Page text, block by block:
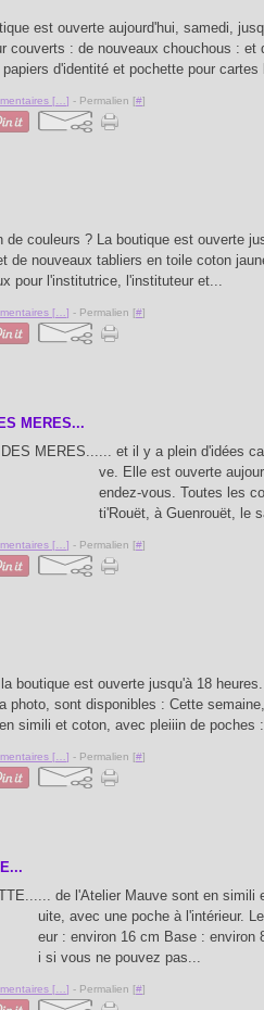
est ouverte aujourd'hui, samedi,
couverts : de nouveaux chouchous : et
d'identité et pochette pour
[ ] - Permalien [#]
de couleurs ? La boutique est ouverte
de nouveaux tabliers en toile coton
pour l'institutrice, l'instituteur et...
[ ] - Permalien [#]
MERES...
... et il y a plein d'idées
ve. Elle est ouverte
endez-vous. Toutes les
ti'Rouët, à Guenrouët, le
[ ] - Permalien [#]
boutique est ouverte jusqu'à 18
photo, sont disponibles : Cette
simili et coton, avec pleiiin de poches
[ ] - Permalien [#]
... de l'Atelier Mauve sont en simili
uite, avec une poche à l'intérieur.
eur : environ 16 cm Base : environ
i si vous ne pouvez pas...
[ ] - Permalien [#]